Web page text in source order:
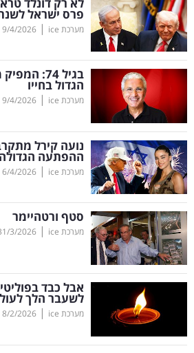
רכילות
עסקית
קריפטו
ויראלי
טלוויזיה
עסקי
ספורט
קריירה
ולימודים
מינויים
רייטינג
רכב
פרס ישראל לשנת
מערכת ice |
9/4/2026
בגיל 74:
הגדול בחייו
מערכת ice |
9/4/2026
נועה קירל
ההפתעה
מערכת ice |
6/4/2026
סטף ורטהיימר
מערכת ice |
3/2026
אבל כבד
לשעבר הלך
מערכת ice |
8/2/2026